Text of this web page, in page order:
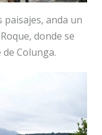
anda un
donde se
Colunga.